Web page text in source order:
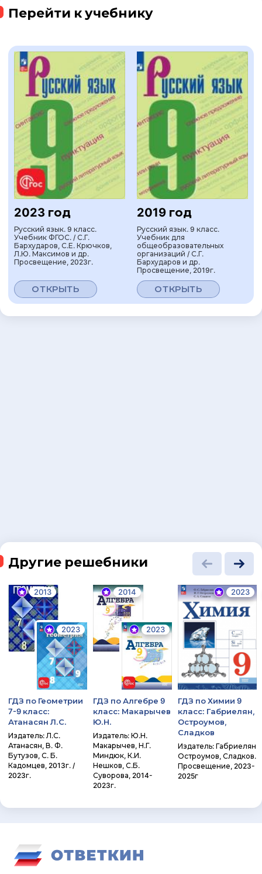
Перейти к учебнику
2023 год
Русский язык. 9 класс.
Учебник ФГОС. / С.Г.
Бархударов, С.Е. Крючков,
Л.Ю. Максимов и др.
Просвещение, 2023г.
ОТКРЫТЬ
2019 год
Русский язык. 9 класс.
Учебник для
общеобразовательных
организаций / С.Г.
Бархударов и др.
Просвещение, 2019г.
ОТКРЫТЬ
Другие решебники
2013
2023
ГДЗ по Геометрии
7-9 класс:
Атанасян Л.С.
Издатель: Л.С.
Атанасян, В. Ф.
Бутузов, С. Б.
Кадомцев, 2013г. /
2023г.
2014
2023
ГДЗ по Алгебре 9
класс: Макарычев
Ю.Н.
Издатель: Ю.Н.
Макарычев, Н.Г.
Миндюк, К.И.
Нешков, С.Б.
Суворова, 2014-
2023г.
2023
ГДЗ по Химии 9
класс: Габриелян,
Остроумов,
Сладков
Издатель: Габриелян
Остроумов, Сладков.
Просвещение, 2023-
2025г